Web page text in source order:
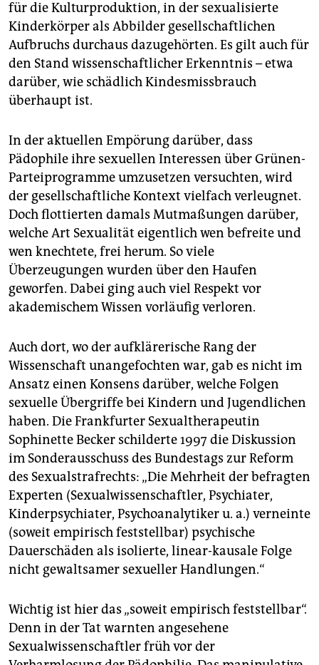
für die Kulturproduktion, in der sexualisierte
Kinderkörper als Abbilder gesellschaftlichen
Aufbruchs durchaus dazugehörten. Es gilt auch für
den Stand wissenschaftlicher Erkenntnis – etwa
darüber, wie schädlich Kindesmissbrauch
überhaupt ist.
In der aktuellen Empörung darüber, dass
Pädophile ihre sexuellen Interessen über Grünen-
Parteiprogramme umzusetzen versuchten, wird
der gesellschaftliche Kontext vielfach verleugnet.
Doch flottierten damals Mutmaßungen darüber,
welche Art Sexualität eigentlich wen befreite und
wen knechtete, frei herum. So viele
Überzeugungen wurden über den Haufen
geworfen. Dabei ging auch viel Respekt vor
akademischem Wissen vorläufig verloren.
Auch dort, wo der aufklärerische Rang der
Wissenschaft unangefochten war, gab es nicht im
Ansatz einen Konsens darüber, welche Folgen
sexuelle Übergriffe bei Kindern und Jugendlichen
haben. Die Frankfurter Sexualtherapeutin
Sophinette Becker schilderte 1997 die Diskussion
im Sonderausschuss des Bundestags zur Reform
des Sexualstrafrechts: „Die Mehrheit der befragten
Experten (Sexualwissenschaftler, Psychiater,
Kinderpsychiater, Psychoanalytiker u. a.) verneinte
(soweit empirisch feststellbar) psychische
Dauerschäden als isolierte, linear-kausale Folge
nicht gewaltsamer sexueller Handlungen.“
Wichtig ist hier das „soweit empirisch feststellbar“.
Denn in der Tat warnten angesehene
Sexualwissenschaftler früh vor der